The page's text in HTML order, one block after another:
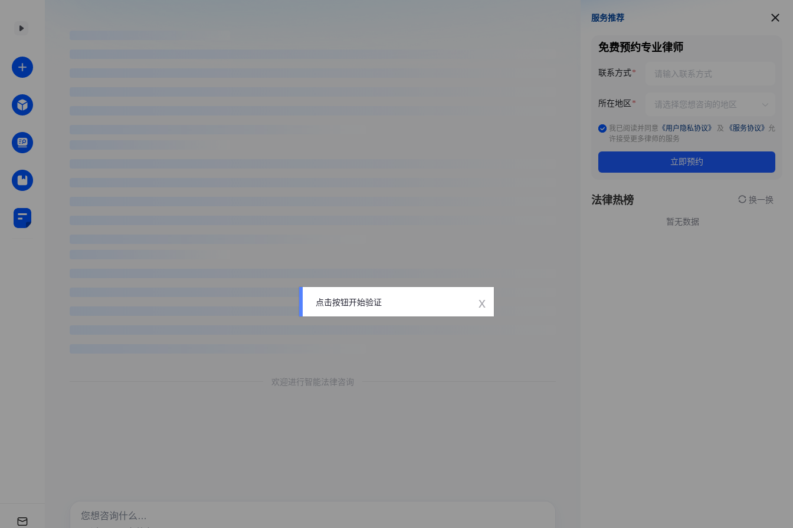
欢迎进行智能法律咨询
服务推荐
服务推荐
免费预约专业律师
联系方式
所在地区
我已阅读并同意 《用户隐私协议》 及 《服务协议》 允
许接受更多律师的服务
立即预约
法律热榜 换一换
暂无数据
点击按钮开始验证 x